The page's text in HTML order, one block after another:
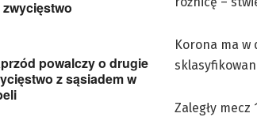
zwycięstwo
powalczy o drugie
z sąsiadem w
Korona ma w
Zaległy